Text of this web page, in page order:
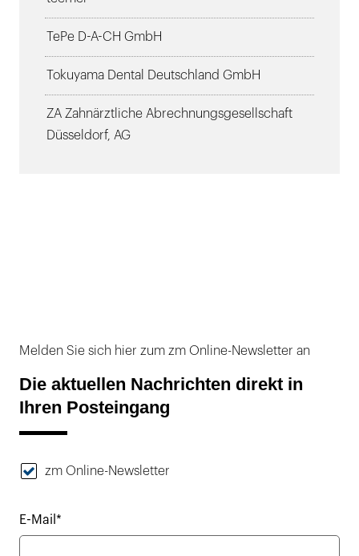
TePe D-A-CH GmbH
Tokuyama Dental Deutschland GmbH
ZA Zahnärztliche Abrechnungsgesellschaft
Düsseldorf, AG
Melden Sie sich hier zum zm Online-Newsletter an
Die aktuellen Nachrichten direkt in
Ihren Posteingang
zm Online-Newsletter
E-Mail*